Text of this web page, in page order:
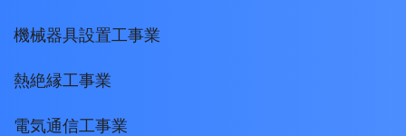
機械器具設置工事業
熱絶縁工事業
電気通信工事業